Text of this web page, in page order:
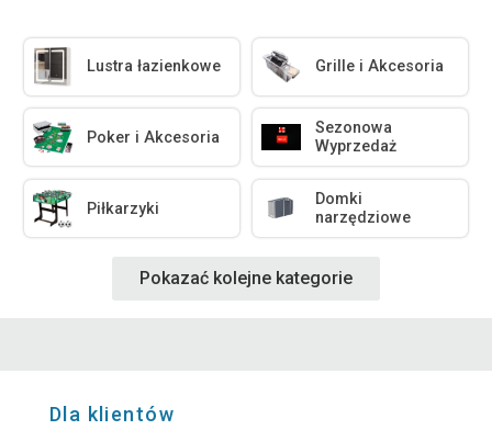
Lustra łazienkowe Grille i Akcesoria
Poker i Akcesoria
Sezonowa
Wyprzedaż
Piłkarzyki
Domki
narzędziowe
Pokazać kolejne kategorie
Dla klientów